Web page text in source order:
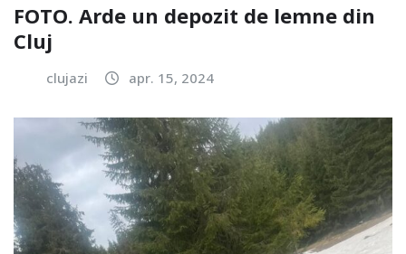
FOTO. Arde un depozit de lemne din
Cluj
clujazi apr. 15, 2024